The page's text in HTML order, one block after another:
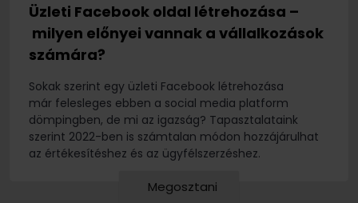
Üzleti Facebook oldal létrehozása –
milyen előnyei vannak a vállalkozások
számára?
Sokak szerint egy üzleti Facebook létrehozása
már felesleges ebben a social media platform
dömpingben, de mi az igazság? Tapasztalataink
szerint 2022-ben is számtalan módon hozzájárulhat
az értékesítéshez és az ügyfélszerzéshez.
Megosztani